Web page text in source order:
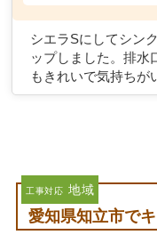
シエラSにしてシン
ップしました。排水
もきれいで気持ちが
工事対応 地域
愛知県知立市で